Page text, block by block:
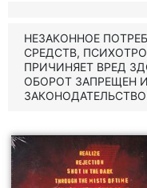
НЕЗАКОННОЕ
СРЕДСТВ,
ПРИЧИНЯЕТ ВРЕД
ОБОРОТ ЗАПРЕЩЕН